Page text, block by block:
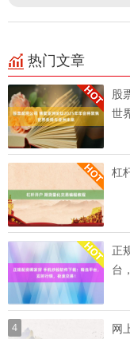
热门文章
股
世
杠
正
台
4
网